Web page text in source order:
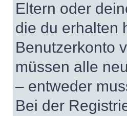
Eltern oder
die du erhalten
Benutzerkonto
müssen alle
– entweder
Bei der